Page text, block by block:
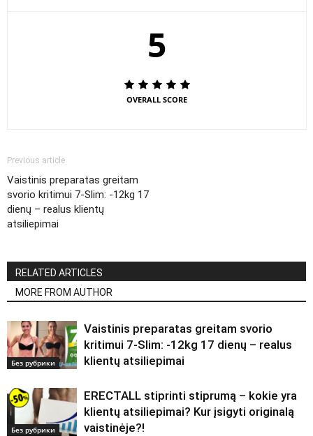
5
OVERALL SCORE
Previous article
Vaistinis preparatas greitam
svorio kritimui 7-Slim: -12kg 17
dienų – realus klientų
atsiliepimai
RELATED ARTICLES
MORE FROM AUTHOR
Без рубрики
Vaistinis preparatas greitam svorio
kritimui 7-Slim: -12kg 17 dienų – realus
klientų atsiliepimai
Без рубрики
ERECTALL stiprinti stiprumą – kokie yra
klientų atsiliepimai? Kur įsigyti originalą
vaistinėje?!